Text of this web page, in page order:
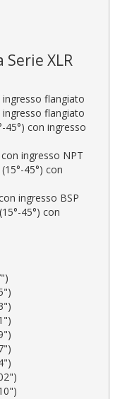
XLR
flangiato
flangiato
45°) con ingresso
ingresso NPT
45°) con
ingresso BSP
45°) con